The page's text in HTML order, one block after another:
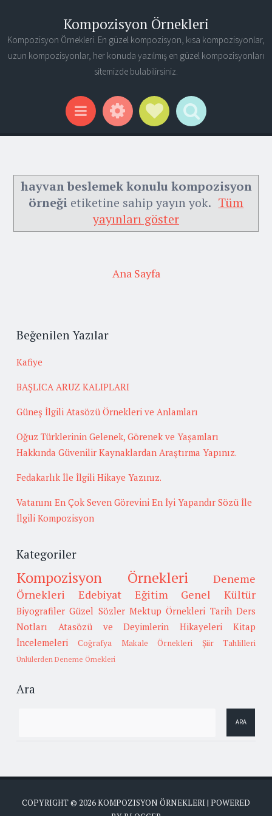
Kompozisyon Örnekleri
Kompozisyon Örnekleri. En güzel kompozisyon, kısa kompozisyonlar,
uzun kompozisyonlar, her konuda yazılmış en güzel kompozisyonları
sitemizde bulabilirsiniz.
Menu WidgetsSocial Links
Search
hayvan beslemek konulu kompozisyon
örneğietiketine sahip yayın yok. Tüm
yayınları göster
Ana Sayfa
Beğenilen Yazılar
Kafiye
BAŞLICA ARUZ KALIPLARI
Güneş İlgili Atasözü Örnekleri ve Anlamları
Oğuz Türklerinin Gelenek, Görenek ve Yaşamları
Hakkında Güvenilir Kaynaklardan Araştırma Yapınız.
Fedakarlık İle İlgili Hikaye Yazınız.
Vatanını En Çok Seven Görevini En İyi Yapandır Sözü İle
İlgili Kompozisyon
Kategoriler
Kompozisyon Örnekleri
Deneme
Örnekleri
Edebiyat Eğitim Genel Kültür
Biyografiler Güzel Sözler Mektup Örnekleri Tarih Ders
Notları
Atasözü ve Deyimlerin Hikayeleri
Kitap
İncelemeleri
Coğrafya Makale Örnekleri Şiir Tahlilleri
Ünlülerden Deneme Örnekleri
Ara
COPYRIGHT © 2026KOMPOZISYON ÖRNEKLERI | POWERED